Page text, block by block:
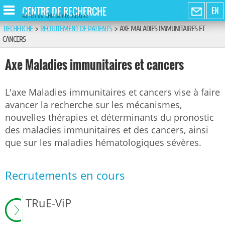
EN
CENTRE DE RECHERCHE
Azrieli du CHU Sainte-Justine
RECHERCHE>RECRUTEMENT DE PATIENTS>AXE MALADIES IMMUNITAIRES ET
CANCERS
Axe Maladies immunitaires et cancers
L'axe Maladies immunitaires et cancers vise à faire
avancer la recherche sur les mécanismes,
nouvelles thérapies et déterminants du pronostic
des maladies immunitaires et des cancers, ainsi
que sur les maladies hématologiques sévères.
Recrutements en cours
TRuE-ViP